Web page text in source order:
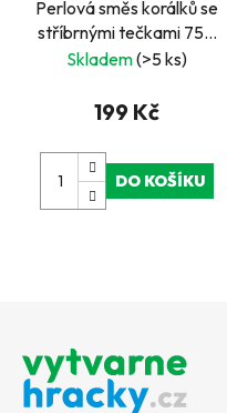
Perlová směs korálků se
stříbrnými tečkami 750
ks
Skladem(>5 ks)
199 Kč
DO KOŠÍKU